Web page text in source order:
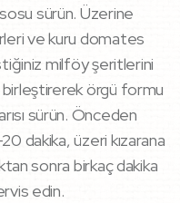
sürün. Üzerine
ve kuru domates
milföy şeritlerini
örgü formu
sürün. Önceden
dakika, üzeri kızarana
sonra birkaç dakika
edin.